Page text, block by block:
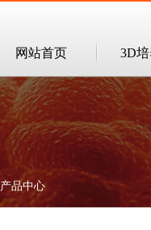
网站首页 3D
产品中心